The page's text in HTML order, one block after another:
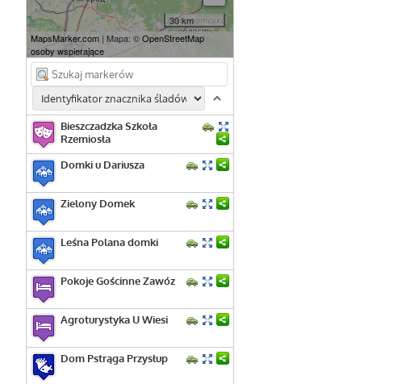
30 km
MapsMarker.com | Mapa: ©OpenStreetMap
osoby wspierające
Bieszczadzka Szkoła
Rzemiosła
Domki u Dariusza
Zielony Domek
Leśna Polana domki
Pokoje Gościnne Zawóz
Agroturystyka U Wiesi
Dom Pstrąga Przysłup